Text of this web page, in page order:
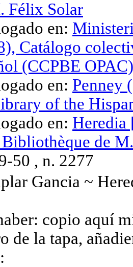
Félix Solar
en:
Catálogo
(CCPBE OPAC)
en: Penney
of the
en: Heredia
de
50 , n. 2277
Gancia ~
copio aquí
de la tapa,